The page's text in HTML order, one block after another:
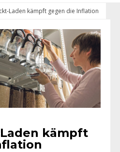
Laden kämpft gegen die Inflation
kämpft